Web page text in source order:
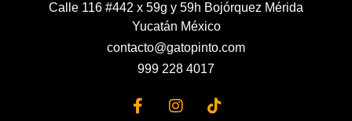
Calle 116 #442 x 59g y 59h Bojórquez Mérida
Yucatán México
contacto@gatopinto.com
999 228 4017